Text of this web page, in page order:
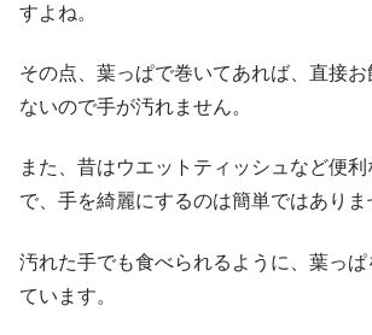
すよね。
その点、葉っぱで巻いてあれば、直接
ないので手が汚れません。
また、昔はウエットティッシュなど便
で、手を綺麗にするのは簡単ではありま
汚れた手でも食べられるように、葉っ
ています。